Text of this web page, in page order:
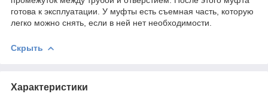
готова к эксплуатации. У муфты есть съемная часть, которую
легко можно снять, если в ней нет необходимости.
Скрыть
Характеристики